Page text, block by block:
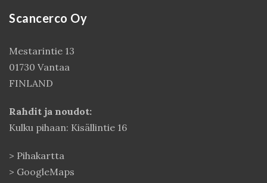
Scancerco Oy
Mestarintie 13
01730 Vantaa
FINLAND
Rahdit ja noudot:
Kulku pihaan: Kisällintie 16
> Pihakartta
> GoogleMaps